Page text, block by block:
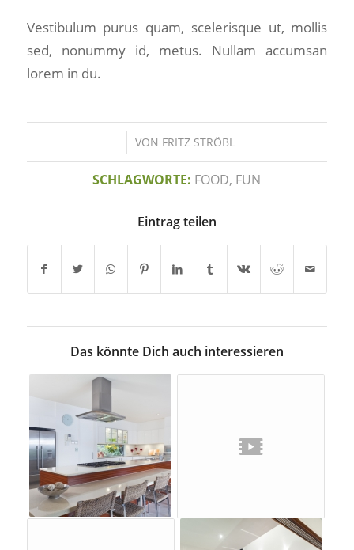
Vestibulum purus quam, scelerisque ut, mollis
sed, nonummy id, metus. Nullam accumsan
lorem in du.
VON FRITZ STRÖBL
SCHLAGWORTE: FOOD, FUN
Eintrag teilen
Das könnte Dich auch interessieren